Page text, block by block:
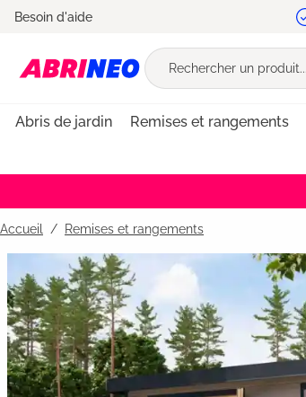
Passer à la navigation principale
Besoin d'aide
Abris de jardin Remises et rangements
Accueil Remises et rangements
Bildergalerie überspringen